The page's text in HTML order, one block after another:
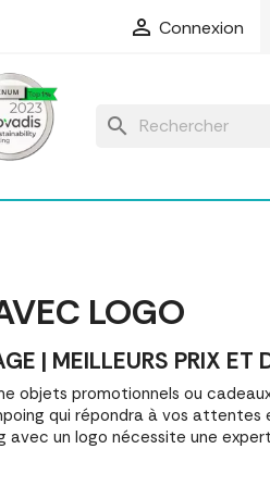
 Connexion
search
LOGO
| MEILLEURS PRIX ET
objets promotionnels ou
qui répondra à vos attentes
avec un logo nécessite une